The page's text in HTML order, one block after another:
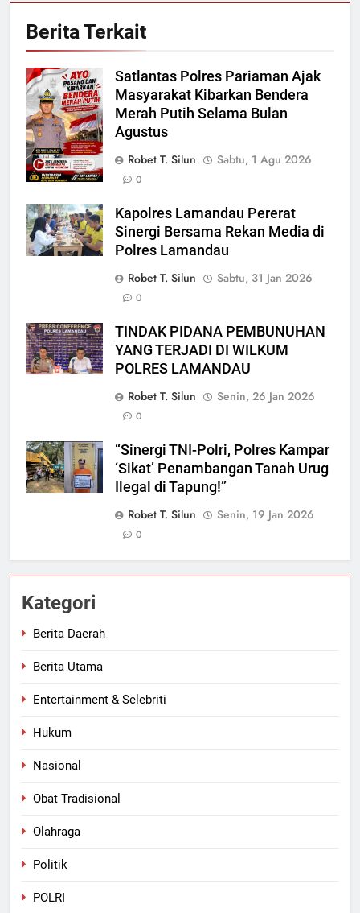
Berita Terkait
Satlantas Polres Pariaman Ajak
Masyarakat Kibarkan Bendera
Merah Putih Selama Bulan
Agustus
Robet T. Silun
Sabtu, 1 Agu 2026
0
Kapolres Lamandau Pererat
Sinergi Bersama Rekan Media di
Polres Lamandau
Robet T. Silun
Sabtu, 31 Jan 2026
0
TINDAK PIDANA PEMBUNUHAN
YANG TERJADI DI WILKUM
POLRES LAMANDAU
Robet T. Silun
Senin, 26 Jan 2026
0
“Sinergi TNI-Polri, Polres Kampar
‘Sikat’ Penambangan Tanah Urug
Ilegal di Tapung!”
Robet T. Silun
Senin, 19 Jan 2026
0
Kategori
Berita Daerah
Berita Utama
Entertainment & Selebriti
Hukum
Nasional
Obat Tradisional
Olahraga
Politik
POLRI